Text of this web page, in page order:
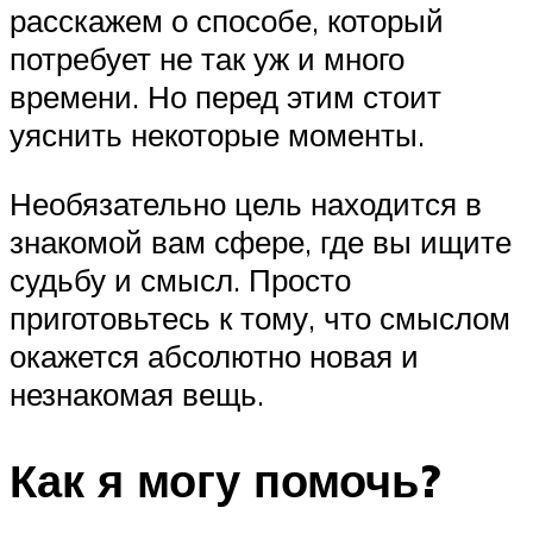
расскажем о способе, который
потребует не так уж и много
времени. Но перед этим стоит
уяснить некоторые моменты.
Необязательно цель находится в
знакомой вам сфере, где вы ищите
судьбу и смысл. Просто
приготовьтесь к тому, что смыслом
окажется абсолютно новая и
незнакомая вещь.
Как я могу помочь?